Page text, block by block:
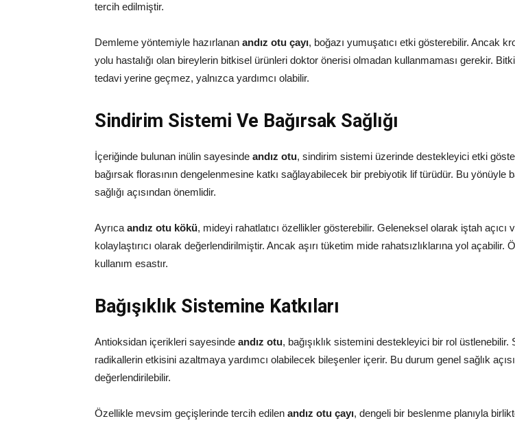
tercih edilmiştir.
Demleme yöntemiyle hazırlanan andız otu çayı, boğazı yumuşatıcı etki gösterebilir. Ancak
yolu hastalığı olan bireylerin bitkisel ürünleri doktor önerisi olmadan kullanmaması gerekir.
tedavi yerine geçmez, yalnızca yardımcı olabilir.
Sindirim Sistemi Ve Bağırsak Sağlığı
İçeriğinde bulunan inülin sayesinde andız otu, sindirim sistemi üzerinde destekleyici etki
bağırsak florasının dengelenmesine katkı sağlayabilecek bir prebiyotik lif türüdür. Bu yönüyle
sağlığı açısından önemlidir.
Ayrıca andız otu kökü, mideyi rahatlatıcı özellikler gösterebilir. Geleneksel olarak iştah açıcı
kolaylaştırıcı olarak değerlendirilmiştir. Ancak aşırı tüketim mide rahatsızlıklarına yol açabilir.
kullanım esastır.
Bağışıklık Sistemine Katkıları
Antioksidan içerikleri sayesinde andız otu, bağışıklık sistemini destekleyici bir rol üstlenebilir.
radikallerin etkisini azaltmaya yardımcı olabilecek bileşenler içerir. Bu durum genel sağlık
değerlendirilebilir.
Özellikle mevsim geçişlerinde tercih edilen andız otu çayı, dengeli bir beslenme planıyla